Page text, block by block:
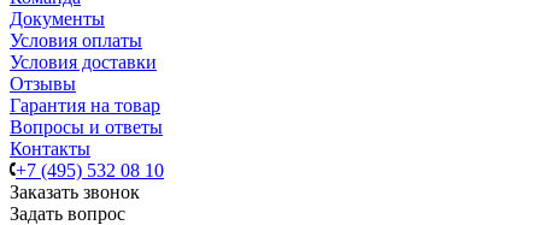
Документы
Условия оплаты
Условия доставки
Отзывы
Гарантия на товар
Вопросы и ответы
Контакты
+7 (495) 532 08 10
Заказать звонок
Задать вопрос